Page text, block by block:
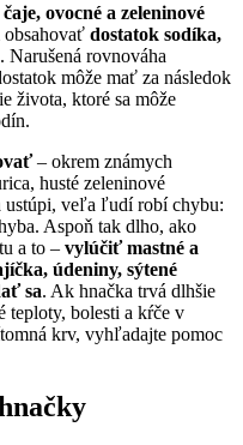
ovocné a zeleninové
dostatok sodíka,
. Narušená rovnováha
môže mať za následok
života, ktoré sa môže
– okrem známych
husté zeleninové
ustúpi, veľa ľudí robí chybu:
Aspoň tak dlho, ako
a to – vylúčiť mastné a
údeniny, sýtené
sa. Ak hnačka trvá dlhšie
teploty, bolesti a kŕče v
krv, vyhľadajte pomoc